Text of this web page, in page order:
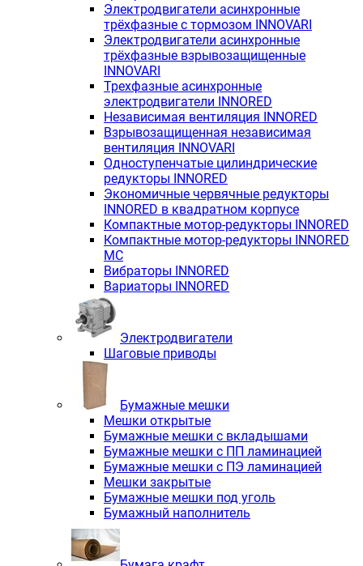
Электродвигатели асинхронные
трёхфазные с тормозом INNOVARI
Электродвигатели асинхронные
трёхфазные взрывозащищенные
INNOVARI
Трехфазные асинхронные
электродвигатели INNORED
Независимая вентиляция INNORED
Взрывозащищенная независимая
вентиляция INNOVARI
Одноступенчатые цилиндрические
редукторы INNORED
Экономичные червячные редукторы
INNORED в квадратном корпусе
Компактные мотор-редукторы INNORED
Компактные мотор-редукторы INNORED
MC
Вибраторы INNORED
Вариаторы INNORED
Электродвигатели
Шаговые приводы
Бумажные мешки
Мешки открытые
Бумажные мешки с вкладышами
Бумажные мешки с ПП ламинацией
Бумажные мешки с ПЭ ламинацией
Мешки закрытые
Бумажные мешки под уголь
Бумажный наполнитель